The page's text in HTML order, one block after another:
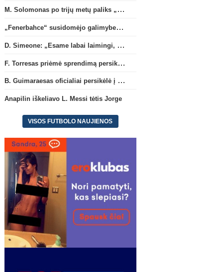
M. Solomonas po trijų metų paliks „Tottenham“ ir papildys „West Ham“ klubą
„Fenerbahce“ susidomėjo galimybe įsigyti R. Lukaku
D. Simeone: „Esame labai laimingi, kad turime J. Alvarezą“
F. Torresas priėmė sprendimą persikelti į PSG ekipą
B. Guimaraesas oficialiai persikėlė į „Arsenal“ klubą
Anapilin iškeliavo L. Messi tėtis Jorge
VISOS FUTBOLO NAUJIENOS